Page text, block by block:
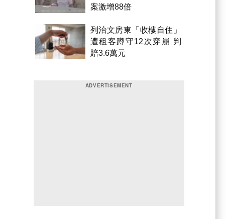
案激增88倍
列治文房東「收樓自住」
遭租客蹲守12次穿崩 判
賠3.6萬元